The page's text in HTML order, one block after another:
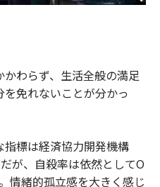
わらず、生活全般の満足
免れないことが分かっ
標は経済協力開発機構
が、自殺率は依然としてO
情緒的孤立感を大きく感じ